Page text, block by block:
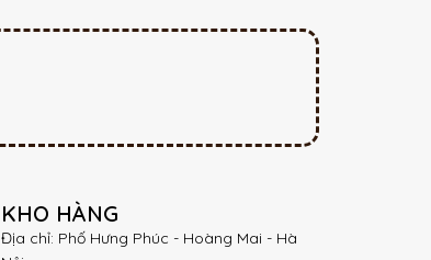
KHO HÀNG
Địa chỉ: Phố Hưng Phúc - Hoàng Mai - Hà